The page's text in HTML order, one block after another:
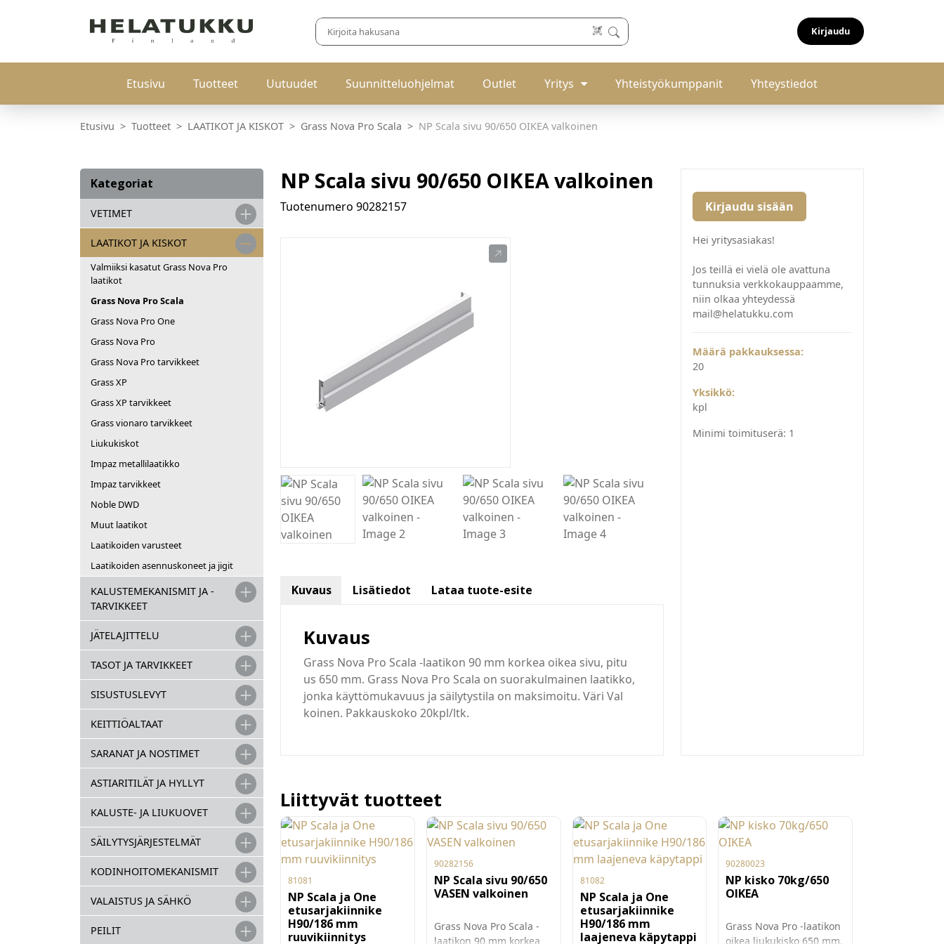
Kirjaudu
Etusivu Tuotteet Uutuudet Suunnitteluohjelmat Outlet Yritys Yhteistyökumppanit Yhteystiedot
Etusivu Tuotteet LAATIKOT JA KISKOT Grass Nova Pro Scala NP Scala sivu 90/650 OIKEA valkoinen
Kategoriat
VETIMET
LAATIKOT JA KISKOT
Valmiiksi kasatut Grass Nova Pro
laatikot
Grass Nova Pro Scala
Grass Nova Pro One
Grass Nova Pro
Grass Nova Pro tarvikkeet
Grass XP
Grass XP tarvikkeet
Grass vionaro tarvikkeet
Liukukiskot
Impaz metallilaatikko
Impaz tarvikkeet
Noble DWD
Muut laatikot
Laatikoiden varusteet
Laatikoiden asennuskoneet ja jigit
KALUSTEMEKANISMIT JA -
TARVIKKEET
JÄTELAJITTELU
TASOT JA TARVIKKEET
SISUSTUSLEVYT
KEITTIÖALTAAT
SARANAT JA NOSTIMET
ASTIARITILÄT JA HYLLYT
KALUSTE- JA LIUKUOVET
SÄILYTYSJÄRJESTELMÄT
KODINHOITOMEKANISMIT
VALAISTUS JA SÄHKÖ
PEILIT
NP Scala sivu 90/650 OIKEA valkoinen
Tuotenumero 90282157
Kuvaus Lisätiedot Lataa tuote-esite
Kuvaus
Grass Nova Pro Scala -laatikon 90 mm korkea oikea sivu, pitu
us 650 mm. Grass Nova Pro Scala on suorakulmainen laatikko,
jonka käyttömukavuus ja säilytystila on maksimoitu. Väri Val
koinen. Pakkauskoko 20kpl/ltk.
Kirjaudu sisään
Hei yritysasiakas!
Jos teillä ei vielä ole avattuna
tunnuksia verkkokauppaamme,
niin olkaa yhteydessä
mail@helatukku.com
Määrä pakkauksessa:
20
Yksikkö:
kpl
Minimi toimituserä: 1
Liittyvät tuotteet
81081
NP Scala ja One
etusarjakiinnike
H90/186 mm
ruuvikiinnitys
90282156
NP Scala sivu 90/650
VASEN valkoinen
Grass Nova Pro Scala -
laatikon 90 mm korkea
81082
NP Scala ja One
etusarjakiinnike
H90/186 mm
laajeneva käpytappi
90280023
NP kisko 70kg/650
OIKEA
Grass Nova Pro -laatikon
oikea liukukisko 650 mm.